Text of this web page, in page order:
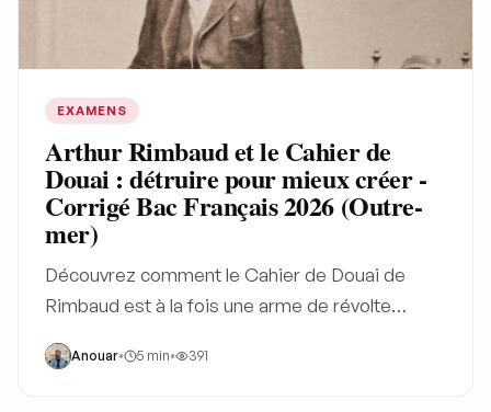
EXAMENS
Arthur Rimbaud et le Cahier de
Douai : détruire pour mieux créer -
Corrigé Bac Français 2026 (Outre-
mer)
Découvrez comment le Cahier de Douai de
Rimbaud est à la fois une arme de révolte
la liberté, offrant une perspective unique pour
Anouar• 5 min• 391